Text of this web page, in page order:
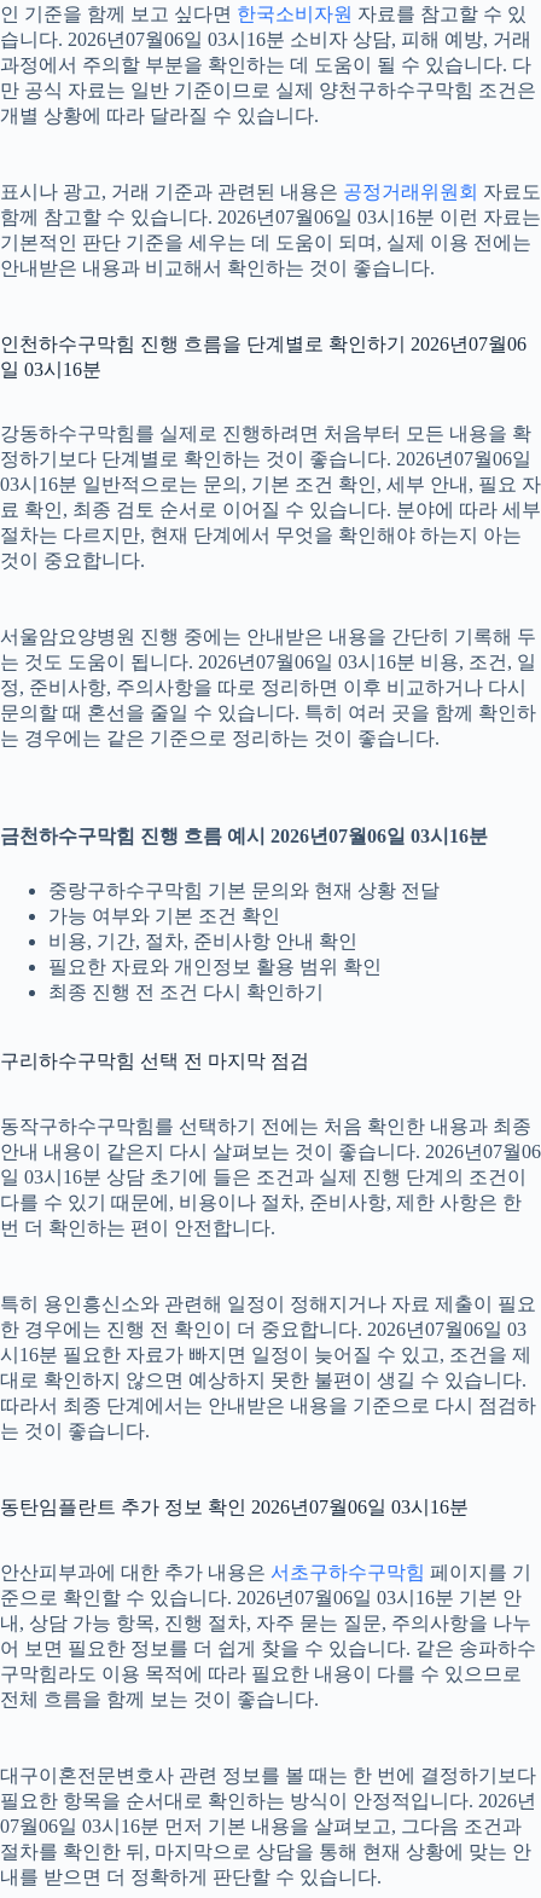
인 기준을 함께 보고 싶다면 한국소비자원 자료를 참고할 수 있
습니다. 2026년07월06일 03시16분 소비자 상담, 피해 예방, 거래
과정에서 주의할 부분을 확인하는 데 도움이 될 수 있습니다. 다
만 공식 자료는 일반 기준이므로 실제 양천구하수구막힘 조건은
개별 상황에 따라 달라질 수 있습니다.
표시나 광고, 거래 기준과 관련된 내용은 공정거래위원회 자료도
함께 참고할 수 있습니다. 2026년07월06일 03시16분 이런 자료는
기본적인 판단 기준을 세우는 데 도움이 되며, 실제 이용 전에는
안내받은 내용과 비교해서 확인하는 것이 좋습니다.
인천하수구막힘 진행 흐름을 단계별로 확인하기 2026년07월06
일 03시16분
강동하수구막힘를 실제로 진행하려면 처음부터 모든 내용을 확
정하기보다 단계별로 확인하는 것이 좋습니다. 2026년07월06일
03시16분 일반적으로는 문의, 기본 조건 확인, 세부 안내, 필요 자
료 확인, 최종 검토 순서로 이어질 수 있습니다. 분야에 따라 세부
절차는 다르지만, 현재 단계에서 무엇을 확인해야 하는지 아는
것이 중요합니다.
서울암요양병원 진행 중에는 안내받은 내용을 간단히 기록해 두
는 것도 도움이 됩니다. 2026년07월06일 03시16분 비용, 조건, 일
정, 준비사항, 주의사항을 따로 정리하면 이후 비교하거나 다시
문의할 때 혼선을 줄일 수 있습니다. 특히 여러 곳을 함께 확인하
는 경우에는 같은 기준으로 정리하는 것이 좋습니다.
금천하수구막힘 진행 흐름 예시 2026년07월06일 03시16분
중랑구하수구막힘 기본 문의와 현재 상황 전달
가능 여부와 기본 조건 확인
비용, 기간, 절차, 준비사항 안내 확인
필요한 자료와 개인정보 활용 범위 확인
최종 진행 전 조건 다시 확인하기
구리하수구막힘 선택 전 마지막 점검
동작구하수구막힘를 선택하기 전에는 처음 확인한 내용과 최종
안내 내용이 같은지 다시 살펴보는 것이 좋습니다. 2026년07월06
일 03시16분 상담 초기에 들은 조건과 실제 진행 단계의 조건이
다를 수 있기 때문에, 비용이나 절차, 준비사항, 제한 사항은 한
번 더 확인하는 편이 안전합니다.
특히 용인흥신소와 관련해 일정이 정해지거나 자료 제출이 필요
한 경우에는 진행 전 확인이 더 중요합니다. 2026년07월06일 03
시16분 필요한 자료가 빠지면 일정이 늦어질 수 있고, 조건을 제
대로 확인하지 않으면 예상하지 못한 불편이 생길 수 있습니다.
따라서 최종 단계에서는 안내받은 내용을 기준으로 다시 점검하
는 것이 좋습니다.
동탄임플란트 추가 정보 확인 2026년07월06일 03시16분
안산피부과에 대한 추가 내용은 서초구하수구막힘 페이지를 기
준으로 확인할 수 있습니다. 2026년07월06일 03시16분 기본 안
내, 상담 가능 항목, 진행 절차, 자주 묻는 질문, 주의사항을 나누
어 보면 필요한 정보를 더 쉽게 찾을 수 있습니다. 같은 송파하수
구막힘라도 이용 목적에 따라 필요한 내용이 다를 수 있으므로
전체 흐름을 함께 보는 것이 좋습니다.
대구이혼전문변호사 관련 정보를 볼 때는 한 번에 결정하기보다
필요한 항목을 순서대로 확인하는 방식이 안정적입니다. 2026년
07월06일 03시16분 먼저 기본 내용을 살펴보고, 그다음 조건과
절차를 확인한 뒤, 마지막으로 상담을 통해 현재 상황에 맞는 안
내를 받으면 더 정확하게 판단할 수 있습니다.